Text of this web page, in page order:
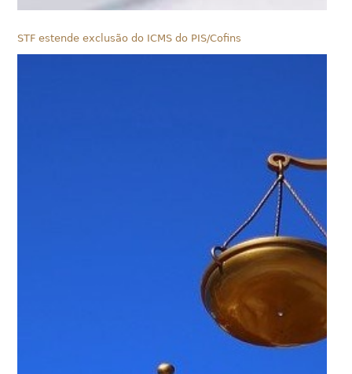
STF estende exclusão do ICMS do PIS/Cofins